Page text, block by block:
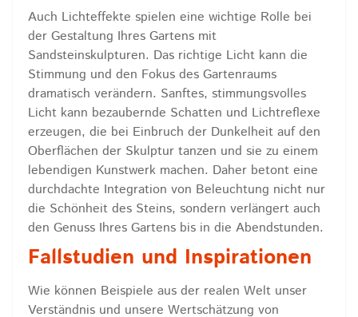
Auch Lichteffekte spielen eine wichtige Rolle bei
der Gestaltung Ihres Gartens mit
Sandsteinskulpturen. Das richtige Licht kann die
Stimmung und den Fokus des Gartenraums
dramatisch verändern. Sanftes, stimmungsvolles
Licht kann bezaubernde Schatten und Lichtreflexe
erzeugen, die bei Einbruch der Dunkelheit auf den
Oberflächen der Skulptur tanzen und sie zu einem
lebendigen Kunstwerk machen. Daher betont eine
durchdachte Integration von Beleuchtung nicht nur
die Schönheit des Steins, sondern verlängert auch
den Genuss Ihres Gartens bis in die Abendstunden.
Fallstudien und Inspirationen
Wie können Beispiele aus der realen Welt unser
Verständnis und unsere Wertschätzung von